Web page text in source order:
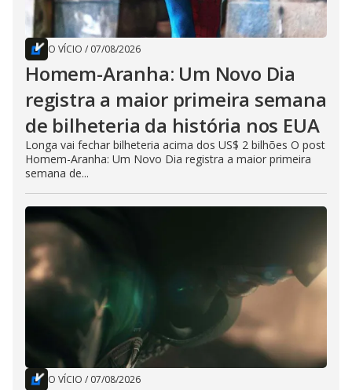
O VÍCIO / 07/08/2026
Homem-Aranha: Um Novo Dia
registra a maior primeira semana
de bilheteria da história nos EUA
Longa vai fechar bilheteria acima dos US$ 2 bilhões O post
Homem-Aranha: Um Novo Dia registra a maior primeira
semana de...
O VÍCIO / 07/08/2026